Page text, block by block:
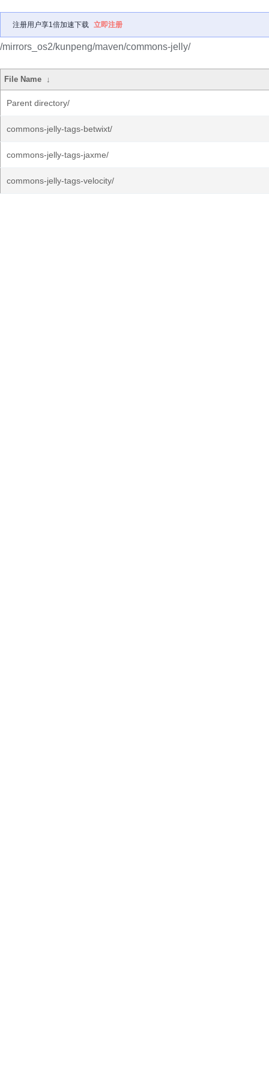
注册用户享1倍加速下载 立即注册
/mirrors_os2/kunpeng/maven/commons-jelly/
File Name ↓
Parent directory/
commons-jelly-tags-betwixt/
commons-jelly-tags-jaxme/
commons-jelly-tags-velocity/